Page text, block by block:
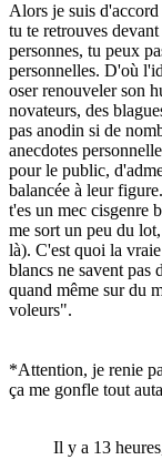
Alors je suis
tu te retrouves
personnes, tu peux
personnelles. D'où
oser renouveler son
novateurs, des
pas anodin si de
anecdotes
pour le public,
balancée à leur
t'es un mec cisgenre
me sort un peu du
là). C'est quoi la
blancs ne savent pas
quand même sur du
voleurs".
*Attention, je renie
ça me gonfle tout
Il y a 13